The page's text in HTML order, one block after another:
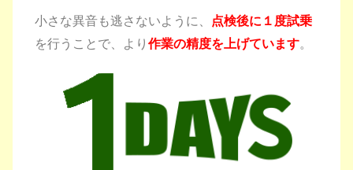
小さな異音も逃さないように、
点検後に１度試乗
を行うことで、
より 作業の精度を上げています。